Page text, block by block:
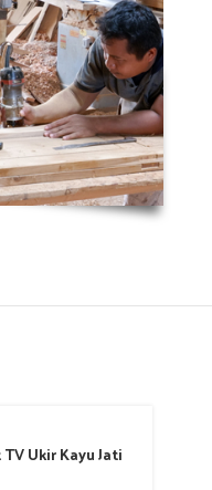
Ukir Kayu Jati